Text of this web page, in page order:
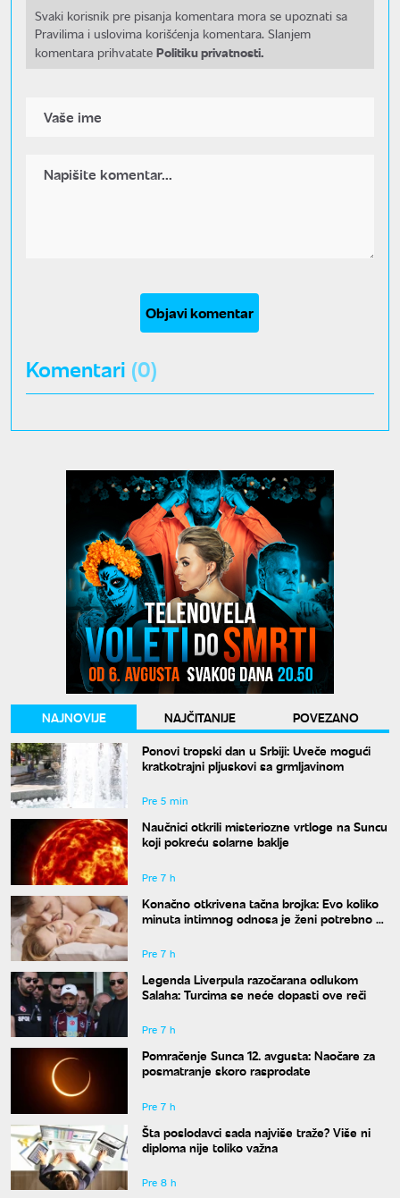
Svaki korisnik pre pisanja komentara mora se upoznati sa
Pravilima i uslovima korišćenja komentara. Slanjem
komentara prihvatate Politiku privatnosti.
Objavi komentar
Komentari (0)
NAJNOVIJE NAJČITANIJE
POVEZANO
Ponovi tropski dan u Srbiji: Uveče mogući
kratkotrajni pljuskovi sa grmljavinom
Pre 5 min
Naučnici otkrili misteriozne vrtloge na Suncu
koji pokreću solarne baklje
Pre 7 h
Konačno otkrivena tačna brojka: Evo koliko
minuta intimnog odnosa je ženi potrebno da
Pre 7 h
Legenda Liverpula razočarana odlukom
Salaha: Turcima se neće dopasti ove reči
Pre 7 h
Pomračenje Sunca 12. avgusta: Naočare za
posmatranje skoro rasprodate
Pre 7 h
Šta poslodavci sada najviše traže? Više ni
diploma nije toliko važna
Pre 8 h